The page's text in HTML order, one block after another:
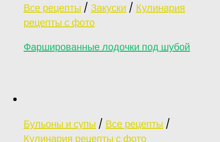
Все рецепты / Закуски / Кулинария
рецепты с фото
Фаршированные лодочки под шубой
Бульоны и супы / Все рецепты /
Кулинария рецепты с фото